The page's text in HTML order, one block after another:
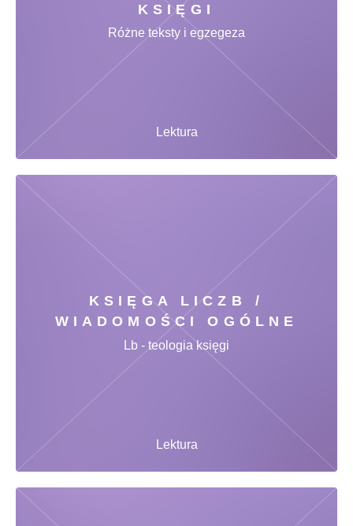
KSIĘGI
Lektura
Różne teksty i egzegeza
KSIĘGA LICZB /
WIADOMOŚCI OGÓLNE
Lektura
Lb - teologia księgi